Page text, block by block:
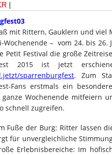
|
mit Rittern, Gauklern und viel
Wochenende – vom 24. bis
Petit Festival die große
2015 ist jetzt
sparrenburgfest. Zum
Fans erstmals ein
ganze Wochenende mitfeiern
schnell zugreifen.
Fuße der Burg: Ritter lassen
für unvergleichliche
Erlebnisbereiche: Im